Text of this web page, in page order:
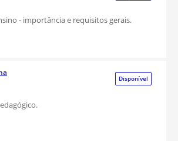
- importância e requisitos gerais.
Disponível